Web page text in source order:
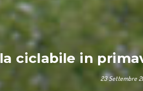
ciclabile in
23 Settembre